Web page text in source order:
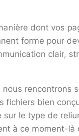
dont vos
forme pour
clair,
nous rencontrons
fichiers bien
sur le type de
à ce moment-là